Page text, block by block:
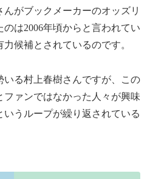
がブックメーカーのオッズリ
は2006年頃からと言われてい
候補とされているのです。
いる村上春樹さんですが、この
ファンではなかった人々が興味
いうループが繰り返されている